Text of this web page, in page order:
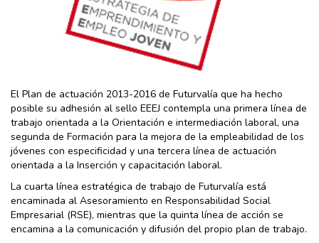
El Plan de actuación 2013-2016 de Futurvalía que ha hecho
posible su adhesión al sello EEEJ contempla una primera línea de
trabajo orientada a la Orientación e intermediación laboral, una
segunda de Formación para la mejora de la empleabilidad de los
jóvenes con especificidad y una tercera línea de actuación
orientada a la Inserción y capacitación laboral.
La cuarta línea estratégica de trabajo de Futurvalía está
encaminada al Asesoramiento en Responsabilidad Social
Empresarial (RSE), mientras que la quinta línea de acción se
encamina a la comunicación y difusión del propio plan de trabajo.